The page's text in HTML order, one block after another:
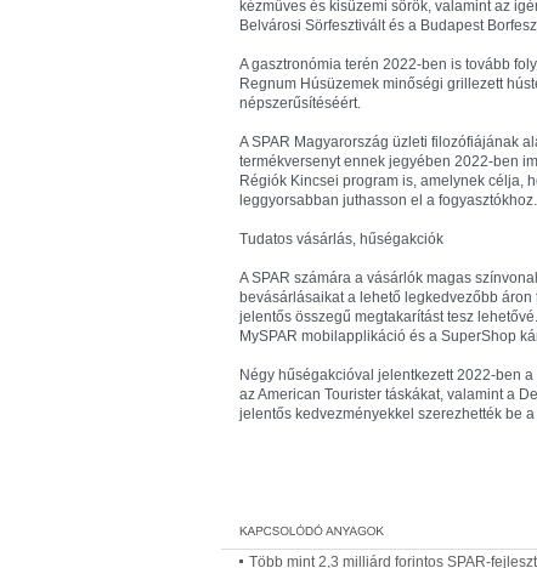
kézműves és kisüzemi sörök, valamint az
Belvárosi Sörfesztivált és a Budapest
A gasztronómia terén 2022-ben is tovább
Regnum Húsüzemek minőségi grillezett
népszerűsítéséért.
A SPAR Magyarország üzleti filozófiájának
termékversenyt ennek jegyében 2022-ben
Régiók Kincsei program is, amelynek célja,
leggyorsabban juthasson el a fogyasztókhoz.
Tudatos vásárlás, hűségakciók
A SPAR számára a vásárlók magas
bevásárlásaikat a lehető legkedvezőbb
jelentős összegű megtakarítást tesz
MySPAR mobilapplikáció és a SuperShop
Négy hűségakcióval jelentkezett 2022-ben
az American Tourister táskákat, valamint a
jelentős kedvezményekkel szerezhették be
Több mint 2,3 milliárd forintos SPAR-